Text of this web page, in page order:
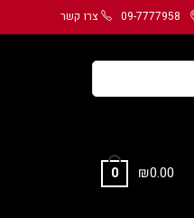
09-7777958 צרו קשר
₪0.00
0